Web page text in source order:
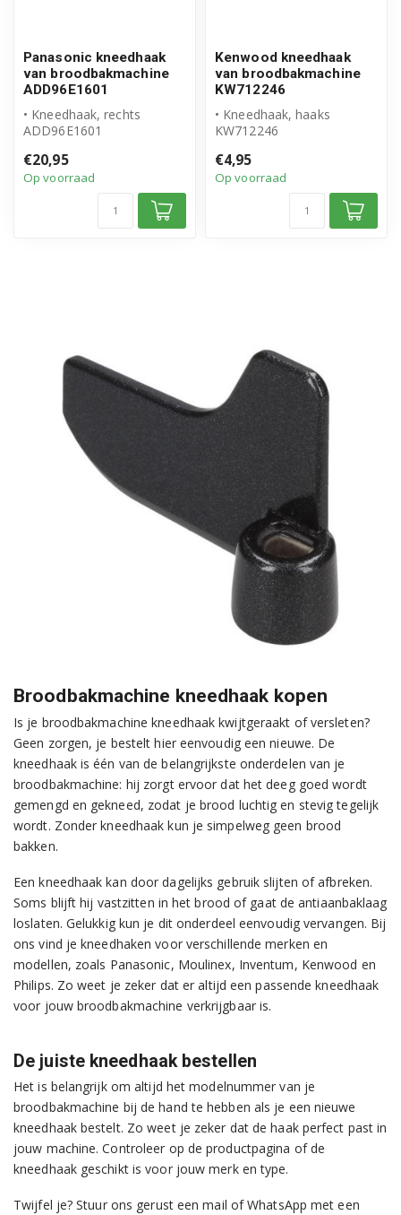
Panasonic kneedhaak
van broodbakmachine
ADD96E1601
• Kneedhaak, rechts
ADD96E1601
product
€20,95
Op voorraad
Kenwood kneedhaak
van broodbakmachine
KW712246
• Kneedhaak, haaks
KW712246
product
€4,95
Op voorraad
Broodbakmachine kneedhaak kopen
Is je broodbakmachine kneedhaak kwijtgeraakt of versleten?
Geen zorgen, je bestelt hier eenvoudig een nieuwe. De
kneedhaak is één van de belangrijkste onderdelen van je
broodbakmachine: hij zorgt ervoor dat het deeg goed wordt
gemengd en gekneed, zodat je brood luchtig en stevig tegelijk
wordt. Zonder kneedhaak kun je simpelweg geen brood
bakken.
Een kneedhaak kan door dagelijks gebruik slijten of afbreken.
Soms blijft hij vastzitten in het brood of gaat de antiaanbaklaag
loslaten. Gelukkig kun je dit onderdeel eenvoudig vervangen. Bij
ons vind je kneedhaken voor verschillende merken en
modellen, zoals Panasonic, Moulinex, Inventum, Kenwood en
Philips. Zo weet je zeker dat er altijd een passende kneedhaak
voor jouw broodbakmachine verkrijgbaar is.
De juiste kneedhaak bestellen
Het is belangrijk om altijd het modelnummer van je
broodbakmachine bij de hand te hebben als je een nieuwe
kneedhaak bestelt. Zo weet je zeker dat de haak perfect past in
jouw machine. Controleer op de productpagina of de
kneedhaak geschikt is voor jouw merk en type.
Twijfel je? Stuur ons gerust een mail of WhatsApp met een